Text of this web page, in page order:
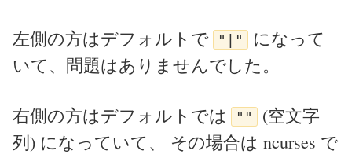
左側の方はデフォルトで "|"
になって
いて、問題はありませんでした。
右側の方はデフォルトでは ""
(空文字
列) になっていて、 その場合は ncurses で